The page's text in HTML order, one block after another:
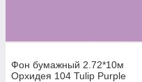
Фон бумажный 2.72*10м
Орхидея 104 Tulip Purple